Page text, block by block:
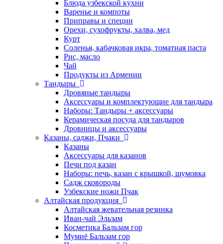
Блюда узбекской кухни
Варенье и компоты
Приправы и специи
Орехи, сухофрукты, халва, мед
Курт
Соленья, кабачковая икра, томатная паста
Рис, масло
Чай
Продукты из Армении
Тандыры
Дровяные тандыры
Аксессуары и комплектующие для тандыра
Наборы: Тандыры + аксессуары
Керамическая посуда для тандыров
Дровницы и аксессуары
Казаны, саджи, Пчаки
Казаны
Аксессуары для казанов
Печи под казан
Наборы: печь, казан с крышкой, шумовка
Садж сковороды
Узбекские ножи Пчак
Алтайская продукция
Алтайская жевательная резинка
Иван-чай Эльзам
Косметика Бальзам гор
Мумиё Бальзам гор